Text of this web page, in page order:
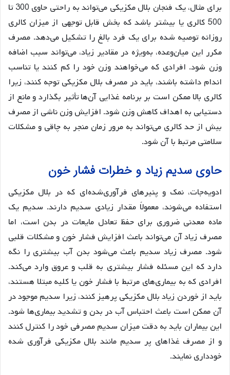
برای مثال، یک فنجان بلال مکزیکی می‌تواند به راحتی حاوی 300 تا
500 کالری یا بیشتر باشد که بخش قابل توجهی از میزان کالری
روزانه توصیه شده برای یک فرد بالغ را تشکیل می‌دهد. مصرف
مکرر این میان‌وعده، به‌ویژه در مقادیر زیاد، می‌تواند سبب اضافه
وزن شود. افرادی که می‌خواهند وزن خود را کم کنند یا تناسب
اندام داشته باشند، باید در مصرف بلال مکزیکی توجه کنند، زیرا
کالری بالا ممکن است بر برنامه غذایی آن‌ها تأثیر بگذارد و مانع از
دستیابی به اهداف کاهش وزن شود. افزایش وزن ناشی از مصرف
بیش از حد کالری می‌تواند به مرور زمان منجر به چاقی و مشکلات
سلامتی مرتبط با آن شود.
حاوی سدیم زیاد و خطرات فشار خون
ادویه‌جات، نمک و پنیرهای فرآوری‌شده‌ای که در بلال مکزیکی
استفاده می‌شوند، معمولاً مقدار زیادی سدیم دارند. سدیم یک
ماده معدنی ضروری برای حفظ تعادل مایعات در بدن است، اما
مصرف زیاد آن می‌تواند باعث افزایش فشار خون و مشکلات قلبی
شود. مصرف زیاد سدیم باعث می‌شود بدن آب بیشتری را نگه
دارد که این مسئله فشار بیشتری به قلب و عروق وارد می‌کند.
افرادی که به بیماری‌های مرتبط با فشار خون یا کلیه مبتلا هستند،
باید از خوردن زیاد بلال مکزیکی پرهیز کنند، زیرا سدیم موجود در
آن ممکن است باعث احتباس آب در بدن و تشدید بیماری‌ها شود.
این بیماران باید به دقت میزان سدیم مصرفی خود را کنترل کنند
و از مصرف غذاهای پر سدیم مانند بلال مکزیکی فرآوری شده
خودداری نمایند.